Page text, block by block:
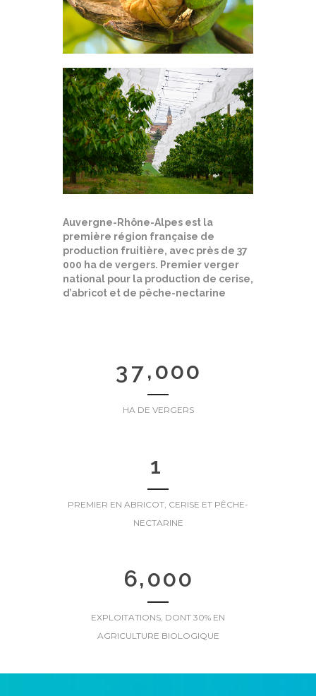
Auvergne-Rhône-Alpes est la
première région française de
production fruitière, avec près de 37
000 ha de vergers. Premier verger
national pour la production de cerise,
d’abricot et de pêche-nectarine
37,000
HA DE VERGERS
1
PREMIER EN ABRICOT, CERISE ET PÊCHE-
NECTARINE
6,000
EXPLOITATIONS, DONT 30% EN
AGRICULTURE BIOLOGIQUE